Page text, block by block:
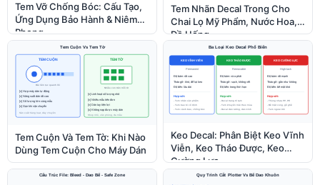
Tem Vỡ Chống Bóc: Cấu Tạo,
Ứng Dụng Bảo Hành & Niêm
Phong
Tem Nhãn Decal Trong Cho
Chai Lọ Mỹ Phẩm, Nước Hoa,
Đồ Uống
Tem Cuộn Và Tem Tờ: Khi Nào
Dùng Tem Cuộn Cho Máy Dán
Keo Decal: Phân Biệt Keo Vĩnh
Viễn, Keo Tháo Được, Keo
Cường Lực